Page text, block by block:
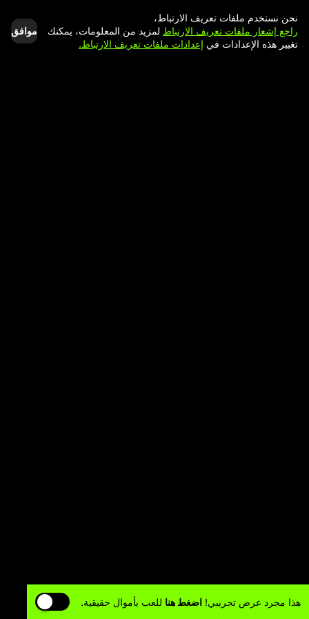
هذا مجرد عرض تجريبي! اضغط هنا للعب بأموال حقيقية.
نحن نستخدم ملفات تعريف الارتباط،
راجع إشعار ملفات تعريف الارتباط لمزيد من المعلومات، يمكنك
تغيير هذه الإعدادات في إعدادات ملفات تعريف الارتباط.
موافق